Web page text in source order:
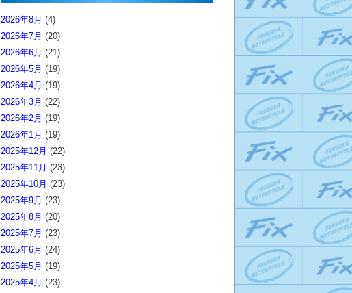
2026年8月 (4)
2026年7月 (20)
2026年6月 (21)
2026年5月 (19)
2026年4月 (19)
2026年3月 (22)
2026年2月 (19)
2026年1月 (19)
2025年12月 (22)
2025年11月 (23)
2025年10月 (23)
2025年9月 (23)
2025年8月 (20)
2025年7月 (23)
2025年6月 (24)
2025年5月 (19)
2025年4月 (23)